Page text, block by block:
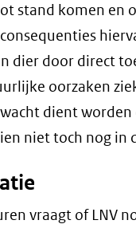
stand komen en
dier door direct
oorzaken
dient
niet toch nog in
vraagt of LNV